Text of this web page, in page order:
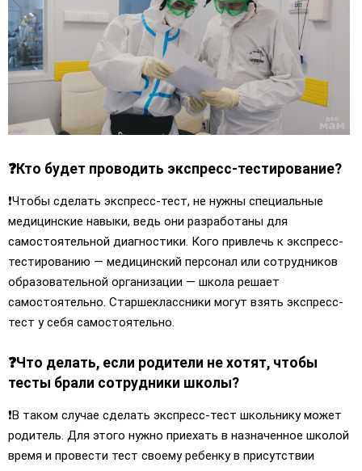
❓Кто будет проводить экспресс-тестирование?
❗️Чтобы сделать экспресс-тест, не нужны специальные
медицинские навыки, ведь они разработаны для
самостоятельной диагностики. Кого привлечь к экспресс-
тестированию — медицинский персонал или сотрудников
образовательной организации — школа решает
самостоятельно. Старшеклассники могут взять экспресс-
тест у себя самостоятельно.
❓Что делать, если родители не хотят, чтобы
тесты брали сотрудники школы?
❗️В таком случае сделать экспресс-тест школьнику может
родитель. Для этого нужно приехать в назначенное школой
время и провести тест своему ребенку в присутствии